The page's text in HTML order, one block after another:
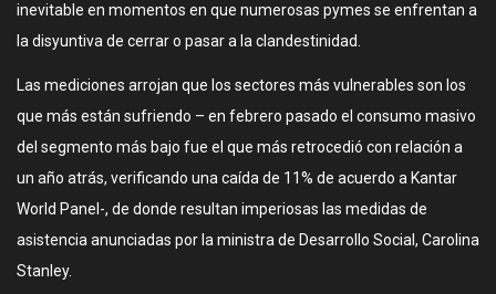
inevitable en momentos en que numerosas pymes se enfrentan a
la disyuntiva de cerrar o pasar a la clandestinidad.
Las mediciones arrojan que los sectores más vulnerables son los
que más están sufriendo – en febrero pasado el consumo masivo
del segmento más bajo fue el que más retrocedió con relación a
un año atrás, verificando una caída de 11% de acuerdo a Kantar
World Panel-, de donde resultan imperiosas las medidas de
asistencia anunciadas por la ministra de Desarrollo Social, Carolina
Stanley.